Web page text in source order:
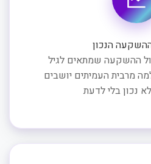
הנכון
ההשקעה שמתאים לגיל
מרבית העמיתים יושבים
נכון בלי לדעת